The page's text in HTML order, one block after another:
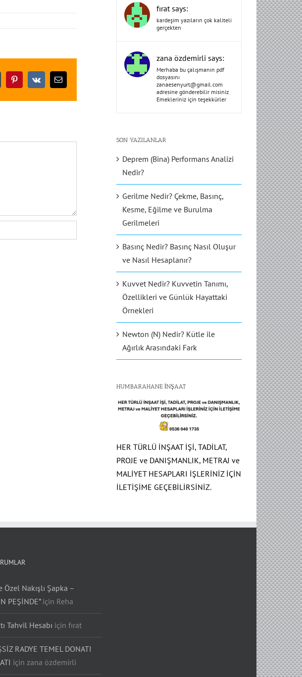
Pinterest
Vk
E-
posta
fırat says:
kardeşim yazıların çok kaliteli
gerçekten
zana özdemirli says:
Merhaba bu çalışmanın pdf
dosyasını
zanaesenyurt@gmail.com
adresine gönderebilir misiniz
Emekleriniz için teşekkürler
SON YAZILANLAR
Deprem (Bina) Performans Analizi
Nedir?
Gerilme Nedir? Çekme, Basınç,
Kesme, Eğilme ve Burulma
Gerilmeleri
Basınç Nedir? Basınç Nasıl Oluşur
ve Nasıl Hesaplanır?
Kuvvet Nedir? Kuvvetin Tanımı,
Özellikleri ve Günlük Hayattaki
Örnekleri
Newton (N) Nedir? Kütle ile
Ağırlık Arasındaki Fark
HUMBARAHANE İNŞAAT
HER TÜRLÜ İNŞAAT İŞİ, TADİLAT,
PROJE ve DANIŞMANLIK, METRAJ ve
MALİYET HESAPLARI İŞLERİNİZ İÇİN
İLETİŞİME GEÇEBİLİRSİNİZ.
Özel Nakışlı Şapka –
PEŞİNDE”için Reha
Tahvil Hesabı için fırat
RADYE TEMEL DONATI
için zana özdemirli